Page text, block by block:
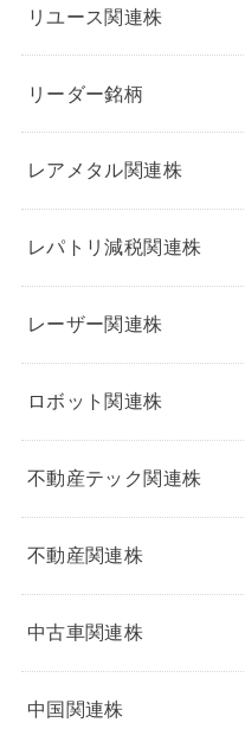
リユース関連株
リーダー銘柄
レアメタル関連株
レパトリ減税関連株
レーザー関連株
ロボット関連株
不動産テック関連株
不動産関連株
中古車関連株
中国関連株